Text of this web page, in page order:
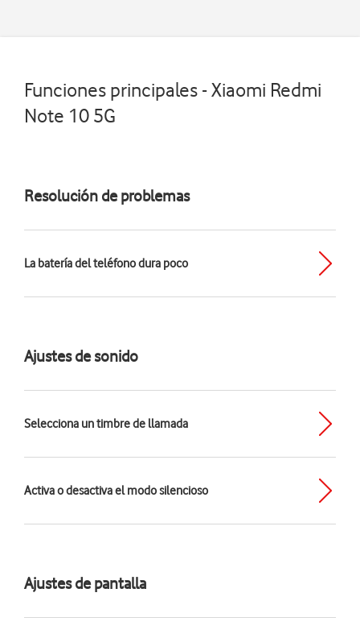
Funciones principales - Xiaomi Redmi
Note 10 5G
Resolución de problemas
La batería del teléfono dura poco
Ajustes de sonido
Selecciona un timbre de llamada
Activa o desactiva el modo silencioso
Ajustes de pantalla